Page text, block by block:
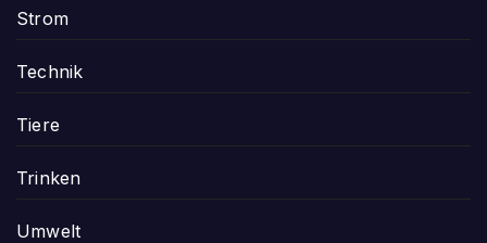
Strom
Technik
Tiere
Trinken
Umwelt